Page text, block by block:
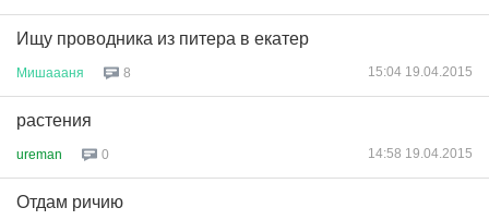
Ищу проводника из питера в екатер
Мишаааня 8 15:04 19.04.2015
растения
ureman 0 14:58 19.04.2015
Отдам ричию